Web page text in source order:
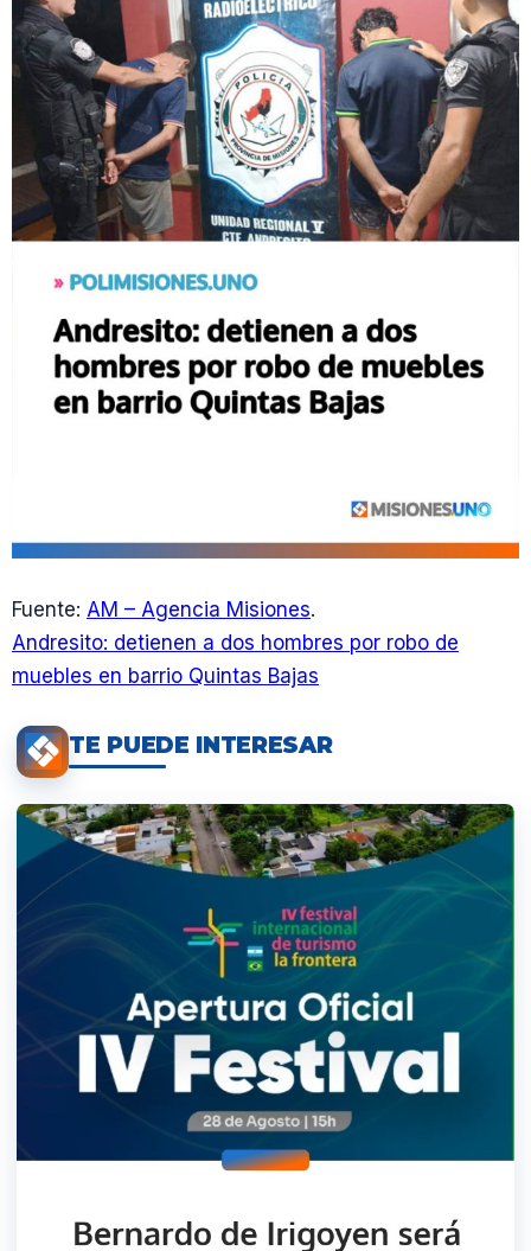
Fuente: AM – Agencia Misiones.
Andresito: detienen a dos hombres por robo de
muebles en barrio Quintas Bajas
TE PUEDE INTERESAR